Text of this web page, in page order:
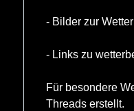
- Bilder zur
- Links zu
Für besondere
Threads erstellt.